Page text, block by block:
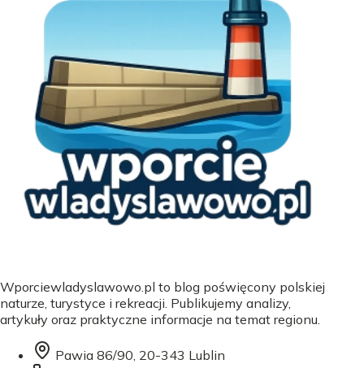
Wporciewladyslawowo.pl to blog poświęcony polskiej
naturze, turystyce i rekreacji. Publikujemy analizy,
artykuły oraz praktyczne informacje na temat regionu.
Pawia 86/90, 20-343 Lublin